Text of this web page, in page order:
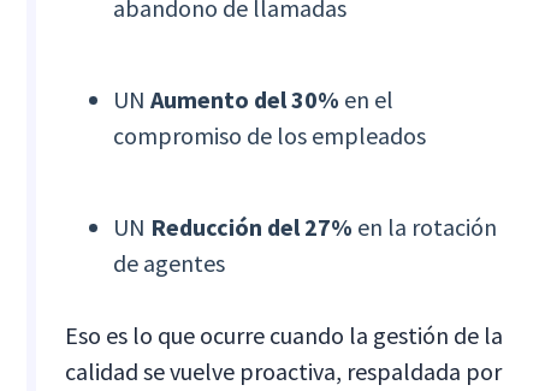
abandono de llamadas
UNAumento del 30% en el
compromiso de los empleados
UN Reducción del 27% en la rotación
de agentes
Eso es lo que ocurre cuando la gestión de la
calidad se vuelve proactiva, respaldada por